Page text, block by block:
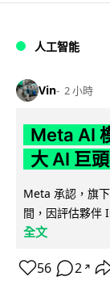
人工智能
Vin 2 小時
Meta AI
大 AI 巨
Meta 承認，旗
間，因評估夥伴
全文
56 2 ↗